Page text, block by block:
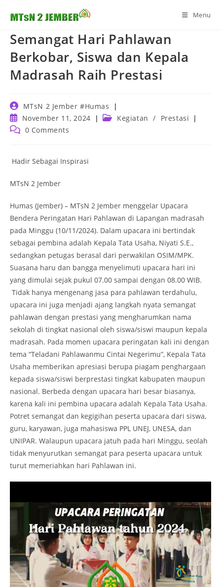
Menu
Semangat Hari Pahlawan
Berkobar, Siswa dan Kepala
Madrasah Raih Prestasi
Post
author:
MTsN 2 Jember #Humas
Post
published:
November 11, 2024
Post Kegiatan /
Prestasi
Post 0 Comments
Hadir Sebagai Inspirasi
MTsN 2 Jember
Humas (Jember) – MTsN 2 Jember menggelar Upacara
Bendera Peringatan Hari Pahlawan di Lapangan madrasah
pada Minggu (10/11/2024). Dalam upacara ini bertindak
sebagai pembina adalah Kepala Tata Usaha, Niyati S.E.,
sedangkan petugas berasal dari perwakilan OSIM/MPK.
Suasana haru dan bangga menyelimuti upacara hari ini
yang dimulai sejak pukul 07.00 sampai dengan 08.00 WIB.
Tidak hanya mengenang jasa para pahlawan terdahulu,
upacara ini juga menjadi ajang langkah nyata semangat
pahlawan dengan prestasi yang mengharumkan nama
sekolah di tingkat nasional oleh siswa/siswi maupun kepala
madrasah. Pada momen upacara peringatan kali ini dengan
tema “Teladani Pahlawanmu Cintai Negerimu”, Kepala Tata
Usaha memberikan apresiasi berupa piagam penghargaan
kepada siswa/siswi berprestasi tingkat kabupaten maupun
nasional. Berbeda dengan upacara hari besar biasanya,
karena kali ini pembina upacara adalah Kepala Tata Usaha.
Potret semangat dan kegigihan peserta upacara dari siswa,
guru, karyawan, juga mahasiswa PPL UNEJ, UNESA, dan
UNIPAR. Walaupun upacara jatuh pada hari Minggu, seolah
tidak menyurutkan semangat para peserta upacara untuk
turut memeriahkan hari Pahlawan ini.